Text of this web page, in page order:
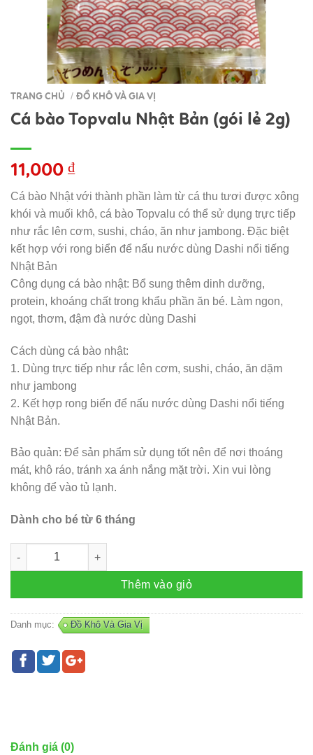
TRANG CHỦ / ĐỒ KHÔ VÀ GIA VỊ
Cá bào Topvalu Nhật Bản (gói lẻ 2g)
11,000 ₫
Cá bào Nhật với thành phần làm từ cá thu tươi được xông
khói và muối khô, cá bào Topvalu có thể sử dụng trực tiếp
như rắc lên cơm, sushi, cháo, ăn như jambong. Đặc biệt
kết hợp với rong biển để nấu nước dùng Dashi nổi tiếng
Nhật Bản
Công dụng cá bào nhật: Bổ sung thêm dinh dưỡng,
protein, khoáng chất trong khẩu phần ăn bé. Làm ngon,
ngọt, thơm, đậm đà nước dùng Dashi
Cách dùng cá bào nhật:
1. Dùng trực tiếp như rắc lên cơm, sushi, cháo, ăn dặm
như jambong
2. Kết hợp rong biển để nấu nước dùng Dashi nổi tiếng
Nhật Bản.
Bảo quản: Để sản phẩm sử dụng tốt nên để nơi thoáng
mát, khô ráo, tránh xa ánh nắng mặt trời. Xin vui lòng
không để vào tủ lạnh.
Dành cho bé từ 6 tháng
Cá bào Topvalu Nhật Bản (gói lẻ 2g) số lượng
Thêm vào giỏ
Danh mục: Đồ Khô Và Gia Vị
Đánh giá (0)